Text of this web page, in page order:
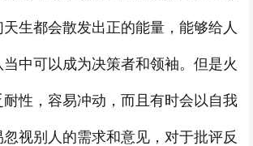
生都会散发出正的能量，能够给人
中可以成为决策者和领袖。但是火
性，容易冲动，而且有时会以自我
视别人的需求和意见，对于批评反